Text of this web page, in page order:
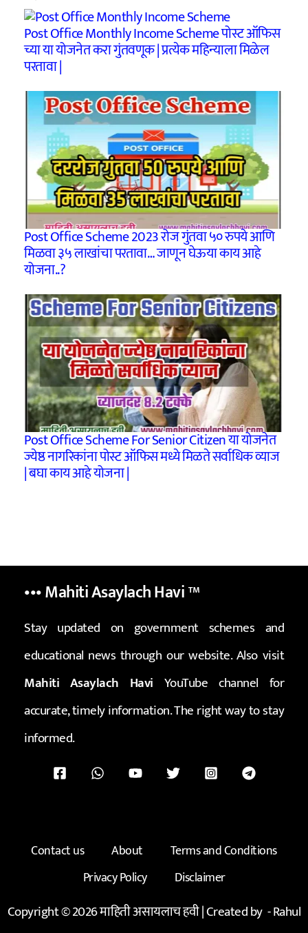
Post Office Monthly Income Scheme पोस्ट ऑफिस
च्या या योजनेत करा गुंतवणूक | प्रत्येक महिन्याला मिळेल
परतावा |
Post Office Scheme 2023 रोज गुंतवा ५० रुपये आणि
मिळवा ३५ लाखांचा परतावा… जाणून घेऊया काय आहे
योजना..?
Post Office Scheme For Senior Citizen या योजनेत
ज्येष्ठ नागरिकांना पोस्ट ऑफिस मध्ये मिळते सर्वाधिक व्याज
| बघा काय आहे योजना |
••• Mahiti Asaylach Havi™
Stay updated on government schemes and
educational news through our website. Also visit
Mahiti Asaylach Havi YouTube channel for
accurate, timely information. The right way to stay
informed.
Contact us About
Terms and Conditions
Privacy Policy
Disclaimer
Copyright © 2026 माहिती असायलाच हवी | Created by -Rahul